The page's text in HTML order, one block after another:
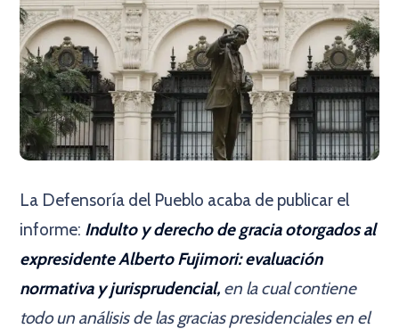
La Defensoría del Pueblo acaba de publicar el
informe: Indulto y derecho de gracia otorgados al
expresidente Alberto Fujimori: evaluación
normativa y jurisprudencial, en la cual contiene
todo un análisis de las gracias presidenciales en el